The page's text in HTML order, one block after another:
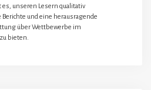
unseren Lesern qualitativ
Berichte und eine herausragende
über Wettbewerbe im
bieten.